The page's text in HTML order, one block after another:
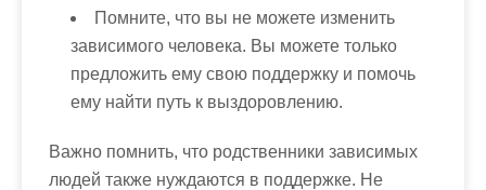
Помните, что вы не можете изменить
зависимого человека. Вы можете только
предложить ему свою поддержку и помочь
ему найти путь к выздоровлению.
Важно помнить, что родственники зависимых
людей также нуждаются в поддержке. Не